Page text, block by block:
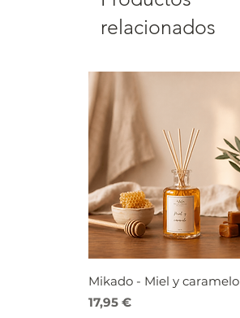
relacionados
Mikado - Miel y caramelo
Precio
17,95 €